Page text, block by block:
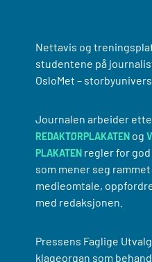
Nettavis og
studentene på
OsloMet –
Journalen arbeider
REDAKTØRPLAKATENog
PLAKATENregler for god
som mener seg
medieomtale,
med redaksjonen.
Pressens Faglige
klageorgan som